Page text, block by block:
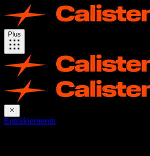
Plus
Entraînements